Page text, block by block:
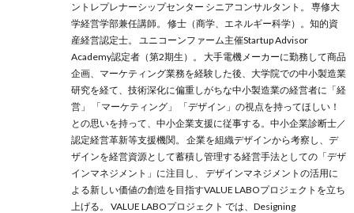
ントレプレナーシップセンター シニアコンサルタント。 専修大
学経営学部兼任講師。 修士（商学、エネルギー科学）。知的資
産経営認定士。 ユニコーンファーム主催Startup Advisor
Academy認定者（第2期生）。 大手電機メーカーに勤務して商品
企画、マーケティング業務を経験した後、大学院での中小製造業
研究を経て、技術深化に偏重しがちな中小製造業の経営者に「経
営」 「マーケティング」 「デザイン」の視点を持ってほしい！
との思いを持って、中小企業支援に従事する。中小企業診断士／
認定経営革新等支援機関。 企業を組織デザインから考察し、デ
ザインを経営資源として蓄積し管理する経営手法としての「デザ
インマネジメント」に注目し、 デザインマネジメントの活用に
よる新しい価値の創造を目指すVALUE LABOプロジェクトを立ち
上げる。 VALUE LABOプロジェクト では、Designing